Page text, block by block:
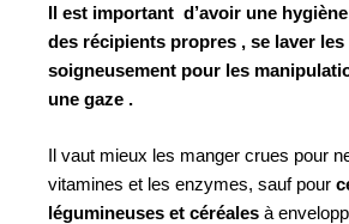
Il est important d’avoir une
des récipients propres , se laver les
soigneusement pour les
une gaze .
Il vaut mieux les manger crues pour
vitamines et les enzymes, sauf pour
légumineuses et céréales à